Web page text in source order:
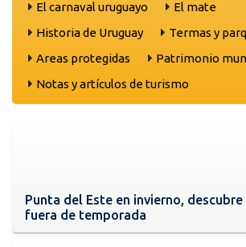
El carnaval uruguayo
El mate
Historia de Uruguay
Termas y
Areas protegidas
Patrimonio
Notas y artículos de turismo
Punta del Este en invierno,
fuera de temporada